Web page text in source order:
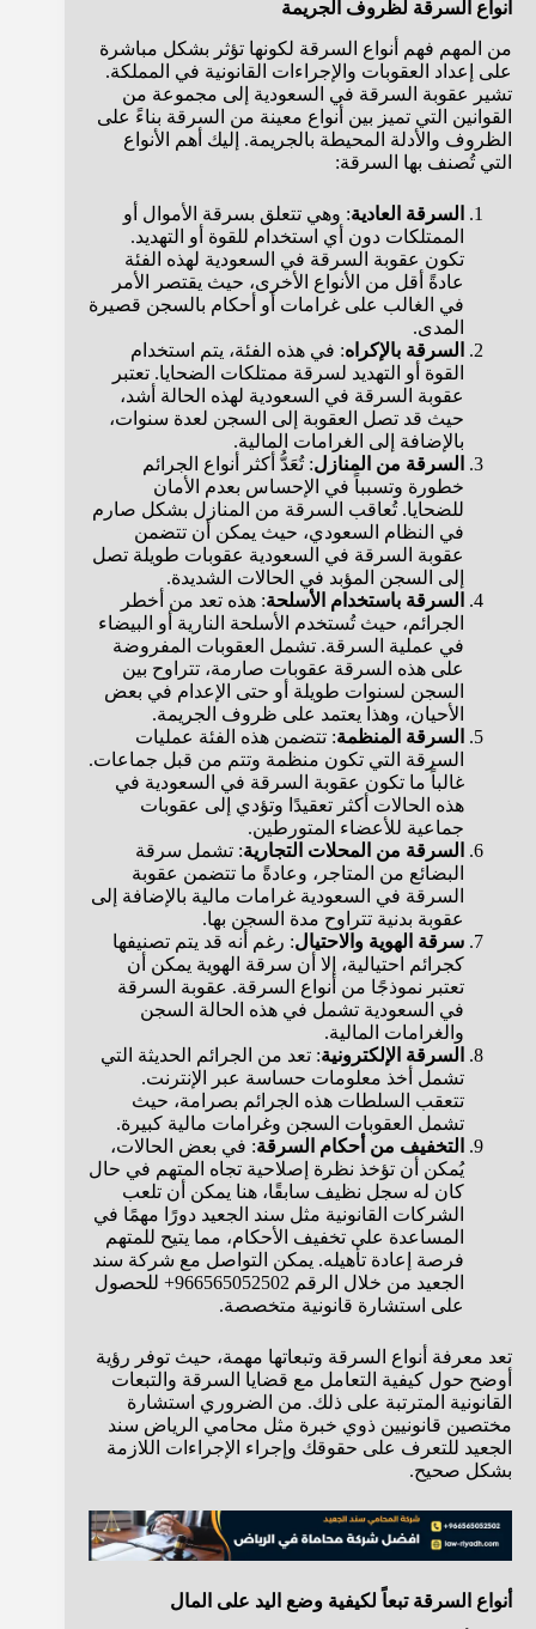
أنواع السرقة لظروف الجريمة
من المهم فهم أنواع السرقة لكونها تؤثر بشكل مباشرة
على إعداد العقوبات والإجراءات القانونية في المملكة.
تشير عقوبة السرقة في السعودية إلى مجموعة من
القوانين التي تميز بين أنواع معينة من السرقة بناءً على
الظروف والأدلة المحيطة بالجريمة. إليك أهم الأنواع
التي تُصنف بها السرقة:
السرقة العادية: وهي تتعلق بسرقة الأموال أو
الممتلكات دون أي استخدام للقوة أو التهديد.
تكون عقوبة السرقة في السعودية لهذه الفئة
عادةً أقل من الأنواع الأخرى، حيث يقتصر الأمر
في الغالب على غرامات أو أحكام بالسجن قصيرة
المدى.
السرقة بالإكراه: في هذه الفئة، يتم استخدام
القوة أو التهديد لسرقة ممتلكات الضحايا. تعتبر
عقوبة السرقة في السعودية لهذه الحالة أشد،
حيث قد تصل العقوبة إلى السجن لعدة سنوات،
بالإضافة إلى الغرامات المالية.
السرقة من المنازل: تُعَدُّ أكثر أنواع الجرائم
خطورة وتسبباً في الإحساس بعدم الأمان
للضحايا. تُعاقب السرقة من المنازل بشكل صارم
في النظام السعودي، حيث يمكن أن تتضمن
عقوبة السرقة في السعودية عقوبات طويلة تصل
إلى السجن المؤبد في الحالات الشديدة.
السرقة باستخدام الأسلحة: هذه تعد من أخطر
الجرائم، حيث تُستخدم الأسلحة النارية أو البيضاء
في عملية السرقة. تشمل العقوبات المفروضة
على هذه السرقة عقوبات صارمة، تتراوح بين
السجن لسنوات طويلة أو حتى الإعدام في بعض
الأحيان، وهذا يعتمد على ظروف الجريمة.
السرقة المنظمة: تتضمن هذه الفئة عمليات
السرقة التي تكون منظمة وتتم من قبل جماعات.
غالباً ما تكون عقوبة السرقة في السعودية في
هذه الحالات أكثر تعقيدًا وتؤدي إلى عقوبات
جماعية للأعضاء المتورطين.
السرقة من المحلات التجارية: تشمل سرقة
البضائع من المتاجر، وعادةً ما تتضمن عقوبة
السرقة في السعودية غرامات مالية بالإضافة إلى
عقوبة بدنية تتراوح مدة السجن بها.
سرقة الهوية والاحتيال: رغم أنه قد يتم تصنيفها
كجرائم احتيالية، إلا أن سرقة الهوية يمكن أن
تعتبر نموذجًا من أنواع السرقة. عقوبة السرقة
في السعودية تشمل في هذه الحالة السجن
والغرامات المالية.
السرقة الإلكترونية: تعد من الجرائم الحديثة التي
تشمل أخذ معلومات حساسة عبر الإنترنت.
تتعقب السلطات هذه الجرائم بصرامة، حيث
تشمل العقوبات السجن وغرامات مالية كبيرة.
التخفيف من أحكام السرقة: في بعض الحالات،
يُمكن أن تؤخذ نظرة إصلاحية تجاه المتهم في حال
كان له سجل نظيف سابقًا، هنا يمكن أن تلعب
الشركات القانونية مثل سند الجعيد دورًا مهمًا في
المساعدة على تخفيف الأحكام، مما يتيح للمتهم
فرصة إعادة تأهيله. يمكن التواصل مع شركة سند
الجعيد من خلال الرقم 966565052502+ للحصول
على استشارة قانونية متخصصة.
تعد معرفة أنواع السرقة وتبعاتها مهمة، حيث توفر رؤية
أوضح حول كيفية التعامل مع قضايا السرقة والتبعات
القانونية المترتبة على ذلك. من الضروري استشارة
مختصين قانونيين ذوي خبرة مثل محامي الرياض سند
الجعيد للتعرف على حقوقك وإجراء الإجراءات اللازمة
بشكل صحيح.
أنواع السرقة تبعاً لكيفية وضع اليد على المال